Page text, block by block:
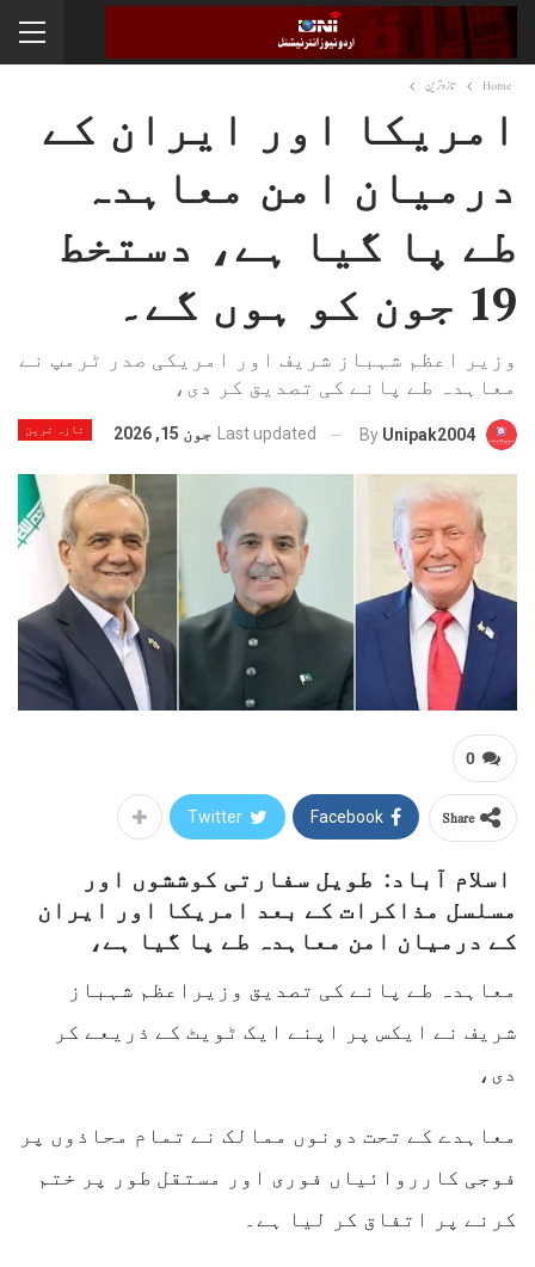
Home تازہ ترین
امریکا اور ایران کے
درمیان امن معاہدہ
طے پا گیا ہے، دستخط
19 جون کو ہوں گے۔
وزیر اعظم شہباز شریف اور امریکی صدر ٹرمپ نے
معاہدہ طے پانے کی تصدیق کر دی،
تازہ ترین By Unipak2004
Last updated جون 15, 2026
0
Share
Facebook
Twitter
اسلام آباد: طویل سفارتی کوششوں اور
مسلسل مذاکرات کے بعد امریکا اور ایران
کے درمیان امن معاہدہ طے پا گیا ہے،
معاہدہ طے پانے کی تصدیق وزیراعظم شہباز
شریف نے ایکس پر اپنے ایک ٹویٹ کے ذریعے کر
دی،
معاہدے کے تحت دونوں ممالک نے تمام محاذوں پر
فوجی کارروائیاں فوری اور مستقل طور پر ختم
کرنے پر اتفاق کر لیا ہے۔